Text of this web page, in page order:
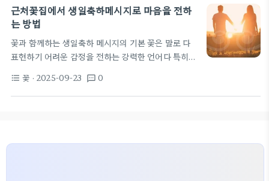
게 합니다. 꽃의 미세한 잎과 작은 꽃무리는 글자 배치
를 돕고 색상 선택에 여유를 제공합니다. 담백한 톤의
심을 선명하게 합니다. 이 조합은 개인의 감정을 섬세
하게 드러내는 데 효과적입니다. 아이디어를 모을 때
는 먼저 분위기를 정하는 것이 중요합니다. 밝고 친근
근처꽃집에서 생일축하메시지로 마음을 전하
는 방법
꽃과 함께하는 생일축하 메시지의 기본 꽃은 말로 다
표현하기 어려운 감정을 전하는 강력한 언어다 특히
키는 데 꽃이 주는 힘이 크다 생일축하메시지 역시 이
흐름의 핵심 도구가 되어, 문장 하나하나에 마음의 온
format_list_bulleted 꽃 · 2025-09-23 textsms 0